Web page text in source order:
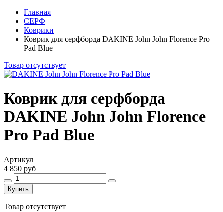
Главная
СЕРФ
Коврики
Коврик для серфборда DAKINE John John Florence Pro
Pad Blue
Товар отсутствует
Коврик для серфборда
DAKINE John John Florence
Pro Pad Blue
Артикул
4 850 руб
Купить
Товар отсутствует